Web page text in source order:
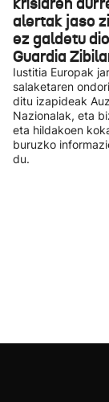
alertak jaso
ez galdetu
Guardia
Iustitia Europak
salaketaren
ditu izapideak
Nazionalak, eta
eta hildakoen
buruzko
du.